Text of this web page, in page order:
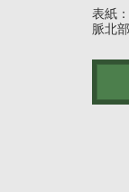
表紙
脈北